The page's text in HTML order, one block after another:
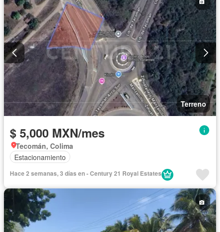
Terreno
$ 5,000 MXN/mes
Tecomán, Colima
Estacionamiento
Hace 2 semanas, 3 días en - Century 21 Royal Estates